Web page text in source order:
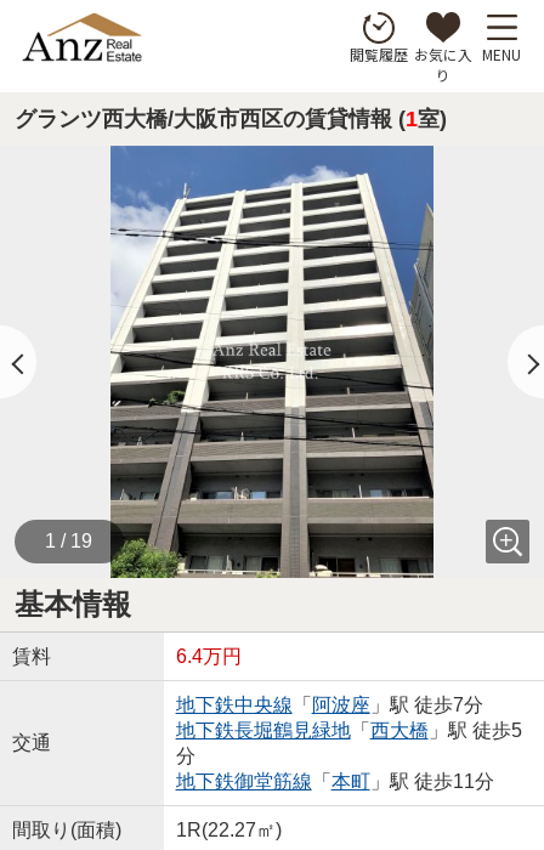
閲覧履歴 お気に入
り
MENU
グランツ西大橋/大阪市西区の賃貸情報 (1室)
1 / 19
基本情報
賃料 6.4万円
交通
地下鉄中央線 「 阿波座 」駅 徒歩7分
地下鉄長堀鶴見緑地「 西大橋 」駅 徒歩5
分
地下鉄御堂筋線 「 本町」駅 徒歩11分
間取り(面積) 1R(22.27㎡)